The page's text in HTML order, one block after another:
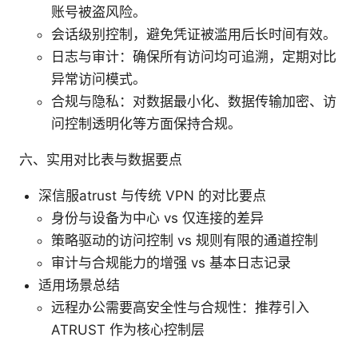
账号被盗风险。
会话级别控制，避免凭证被滥用后长时间有效。
日志与审计：确保所有访问均可追溯，定期对比
异常访问模式。
合规与隐私：对数据最小化、数据传输加密、访
问控制透明化等方面保持合规。
六、实用对比表与数据要点
深信服atrust 与传统 VPN 的对比要点
身份与设备为中心 vs 仅连接的差异
策略驱动的访问控制 vs 规则有限的通道控制
审计与合规能力的增强 vs 基本日志记录
适用场景总结
远程办公需要高安全性与合规性：推荐引入
ATRUST 作为核心控制层